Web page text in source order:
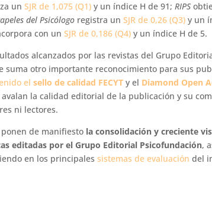
un SJR de 1,075 (Q1) y un índice H de 91;RIPS
del Psicólogo registra unSJR de 0,26 (Q3) y un
con unSJR de 0,186 (Q4) y un índice H de 5.
alcanzados por las revistas del Grupo
suma otro importante reconocimiento para sus
elsello de calidad FECYT y el Diamond Open
la calidad editorial de la publicación y su
ni lectores.
de manifiesto la consolidación y creciente
editadas por el Grupo Editorial Psicofundación,
en los principalessistemas de evaluación del